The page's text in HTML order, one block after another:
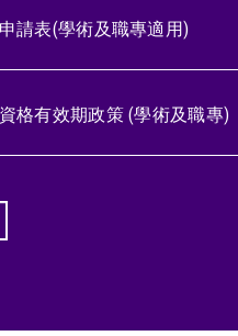
請表(學術及職專適用)
格有效期政策 (學術及職專)